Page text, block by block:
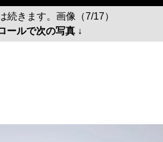
続きます。画像（7/17）
ールで次の写真 ↓